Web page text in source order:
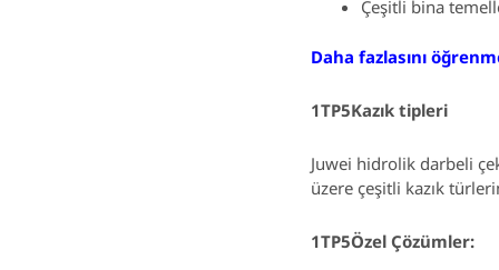
Çeşitli bina
Daha fazlasını
1TP5Kazık tipleri
Juwei hidrolik darbeli
üzere çeşitli kazık
1TP5Özel Çözümler: